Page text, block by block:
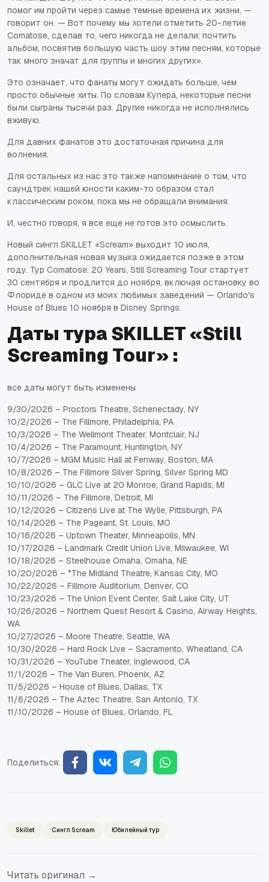
помог им пройти через самые темные времена их жизни, —
говорит он. — Вот почему мы хотели отметить 20-летие
Comatose, сделав то, чего никогда не делали: почтить
альбом, посвятив большую часть шоу этим песням, которые
так много значат для группы и многих других».
Это означает, что фанаты могут ожидать больше, чем
просто обычные хиты. По словам Купера, некоторые песни
были сыграны тысячи раз. Другие никогда не исполнялись
вживую.
Для давних фанатов это достаточная причина для
волнения.
Для остальных из нас это также напоминание о том, что
саундтрек нашей юности каким-то образом стал
классическим роком, пока мы не обращали внимания.
И, честно говоря, я все еще не готов это осмыслить.
Новый сингл SKILLET «Scream» выходит 10 июля,
дополнительная новая музыка ожидается позже в этом
году. Тур Comatose: 20 Years, Still Screaming Tour стартует
30 сентября и продлится до ноября, включая остановку во
Флориде в одном из моих любимых заведений — Orlando's
House of Blues 10 ноября в Disney Springs.
Даты тура SKILLET «Still
Screaming Tour» :
все даты могут быть изменены
9/30/2026 – Proctors Theatre, Schenectady, NY
10/2/2026 – The Fillmore, Philadelphia, PA
10/3/2026 – The Wellmont Theater, Montclair, NJ
10/4/2026 – The Paramount, Huntington, NY
10/7/2026 – MGM Music Hall at Fenway, Boston, MA
10/8/2026 – The Fillmore Silver Spring, Silver Spring MD
10/10/2026 – GLC Live at 20 Monroe, Grand Rapids, MI
10/11/2026 – The Fillmore, Detroit, MI
10/12/2026 – Citizens Live at The Wylie, Pittsburgh, PA
10/14/2026 – The Pageant, St. Louis, MO
10/16/2026 – Uptown Theater, Minneapolis, MN
10/17/2026 – Landmark Credit Union Live, Milwaukee, WI
10/18/2026 – Steelhouse Omaha, Omaha, NE
10/20/2026 – *The Midland Theatre, Kansas City, MO
10/22/2026 – Fillmore Auditorium, Denver, CO
10/23/2026 – The Union Event Center, Salt Lake City, UT
10/26/2026 – Northern Quest Resort & Casino, Airway Heights,
WA
10/27/2026 – Moore Theatre, Seattle, WA
10/30/2026 – Hard Rock Live – Sacramento, Wheatland, CA
10/31/2026 – YouTube Theater, Inglewood, CA
11/1/2026 – The Van Buren, Phoenix, AZ
11/5/2026 – House of Blues, Dallas, TX
11/6/2026 – The Aztec Theatre, San Antonio, TX
11/10/2026 – House of Blues, Orlando, FL
Поделиться:
Skillet Сингл Scream Юбилейный тур
Читать оригинал →